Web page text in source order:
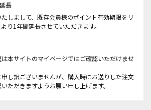
長
しまして、既存会員様のポイント有効期限をリ
り1年間延長させていただきます。
本サイトのマイページではご確認いただけませ
し訳ございませんが、購入時にお送りした注文
ただきますようお願い申し上げます。